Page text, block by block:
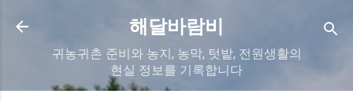
기본 콘텐츠로 건너뛰기
해달바람비
귀농귀촌 준비와 농지, 농막, 텃밭, 전원생활의
현실 정보를 기록합니다